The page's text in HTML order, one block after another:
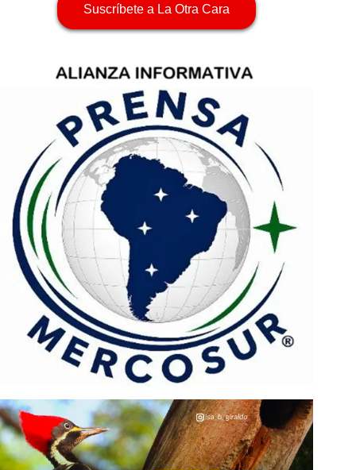
Suscríbete a La Otra Cara